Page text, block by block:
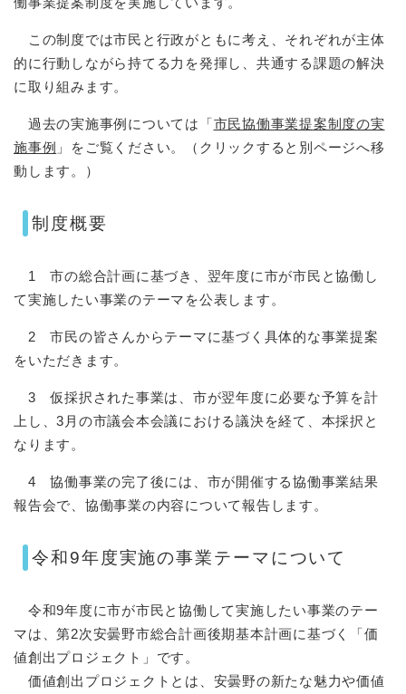
この制度では市民と行政がともに考え、それぞれが主体
的に行動しながら持てる力を発揮し、共通する課題の解決
に取り組みます。
過去の実施事例については「市民協働事業提案制度の実
施事例 」をご覧ください。（クリックすると別ページへ移
動します。）
制度概要
1 市の総合計画に基づき、翌年度に市が市民と協働し
て実施したい事業のテーマを公表します。
2 市民の皆さんからテーマに基づく具体的な事業提案
をいただきます。
3 仮採択された事業は、市が翌年度に必要な予算を計
上し、3月の市議会本会議における議決を経て、本採択と
なります。
4 協働事業の完了後には、市が開催する協働事業結果
報告会で、協働事業の内容について報告します。
令和9年度実施の事業テーマについて
令和9年度に市が市民と協働して実施したい事業のテー
マは、第2次安曇野市総合計画後期基本計画に基づく「価
値創出プロジェクト」です。
価値創出プロジェクトとは、安曇野の新たな魅力や価値